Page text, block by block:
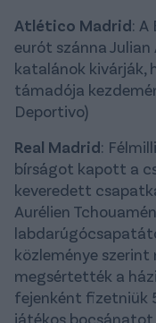
Atlético Madrid: A
eurót szánna Julian
katalánok kivárják,
támadója
Deportivo)
Real Madrid:
bírságot kapott a
keveredett
Aurélien
közleménye
megsértették a
fejenként fizetniük
játékos